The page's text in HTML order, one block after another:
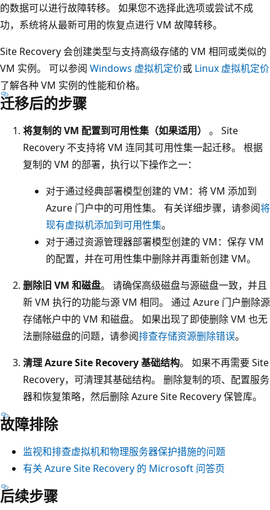
的数据可以进行故障转移。 如果您不选择此选项或尝试不成
功，系统将从最新可用的恢复点进行 VM 故障转移。
Site Recovery 会创建类型与支持高级存储的 VM 相同或类似的
VM 实例。 可以参阅 Windows 虚拟机定价或 Linux 虚拟机定价
了解各种 VM 实例的性能和价格。
迁移后的步骤
将复制的 VM 配置到可用性集（如果适用）
。 Site
Recovery 不支持将 VM 连同其可用性集一起迁移。 根据
复制的 VM 的部署，执行以下操作之一：
对于通过经典部署模型创建的 VM：将 VM 添加到
Azure 门户中的可用性集。 有关详细步骤，请参阅将
现有虚拟机添加到可用性集。
对于通过资源管理器部署模型创建的 VM：保存 VM
的配置，并在可用性集中删除并再重新创建 VM。
删除旧 VM 和磁盘。 请确保高级磁盘与源磁盘一致，并且
新 VM 执行的功能与源 VM 相同。 通过 Azure 门户删除源
存储帐户中的 VM 和磁盘。 如果出现了即使删除 VM 也无
法删除磁盘的问题，请参阅排查存储资源删除错误。
清理 Azure Site Recovery 基础结构。 如果不再需要 Site
Recovery，可清理其基础结构。 删除复制的项、配置服务
器和恢复策略，然后删除 Azure Site Recovery 保管库。
故障排除
监视和排查虚拟机和物理服务器保护措施的问题
有关 Azure Site Recovery 的 Microsoft 问答页
后续步骤